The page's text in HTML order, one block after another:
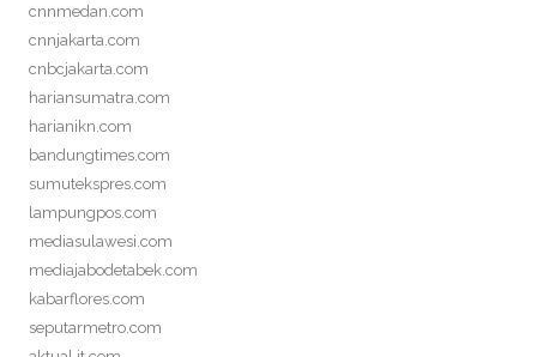
cnnmedan.com
cnnjakarta.com
cnbcjakarta.com
hariansumatra.com
harianikn.com
bandungtimes.com
sumutekspres.com
lampungpos.com
mediasulawesi.com
mediajabodetabek.com
kabarflores.com
seputarmetro.com